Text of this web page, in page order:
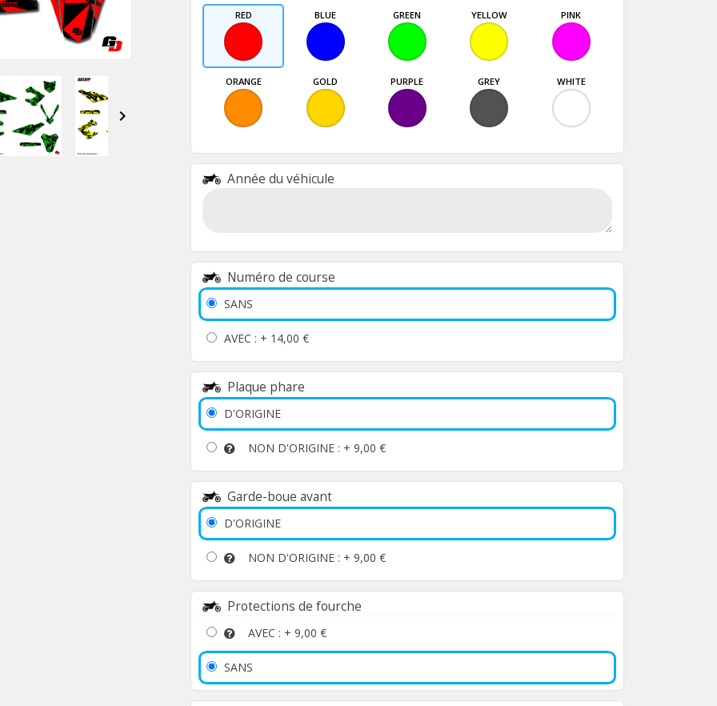

RED BLUE GREEN YELLOW PINK
ORANGE GOLD PURPLE GREY WHITE
Année du véhicule
Numéro de course
SANS
AVEC : + 14,00 €
Plaque phare
D'ORIGINE
NON D'ORIGINE : + 9,00 €
Garde-boue avant
D'ORIGINE
NON D'ORIGINE : + 9,00 €
Protections de fourche
AVEC : + 9,00 €
SANS